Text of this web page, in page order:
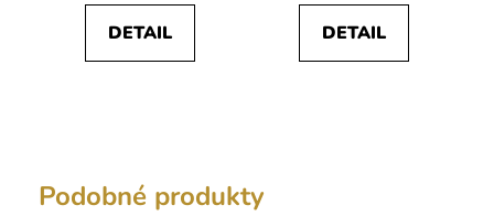
DETAIL DETAIL
Podobné produkty